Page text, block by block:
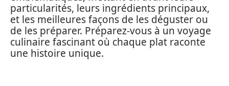
particularités, leurs ingrédients principaux,
et les meilleures façons de les déguster ou
de les préparer. Préparez-vous à un voyage
culinaire fascinant où chaque plat raconte
une histoire unique.